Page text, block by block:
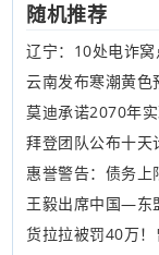
随机推荐
辽宁：10处电诈窝
云南发布寒潮黄色
莫迪承诺2070年
拜登团队公布十天
惠誉警告：债务